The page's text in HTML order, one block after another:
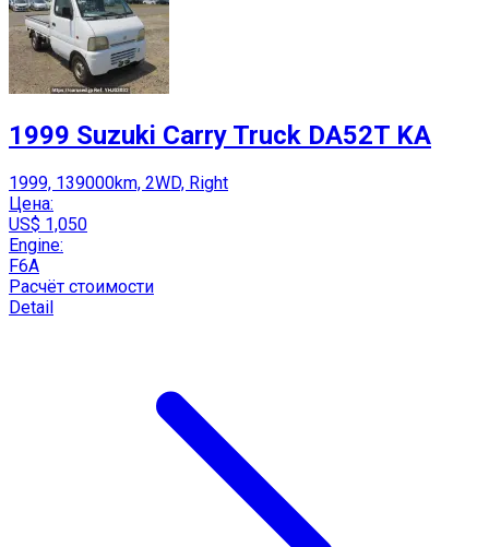
1999 Suzuki Carry Truck DA52T KA
1999, 139000km, 2WD, Right
Цена:
US$ 1,050
Engine:
F6A
Расчёт стоимости
Detail